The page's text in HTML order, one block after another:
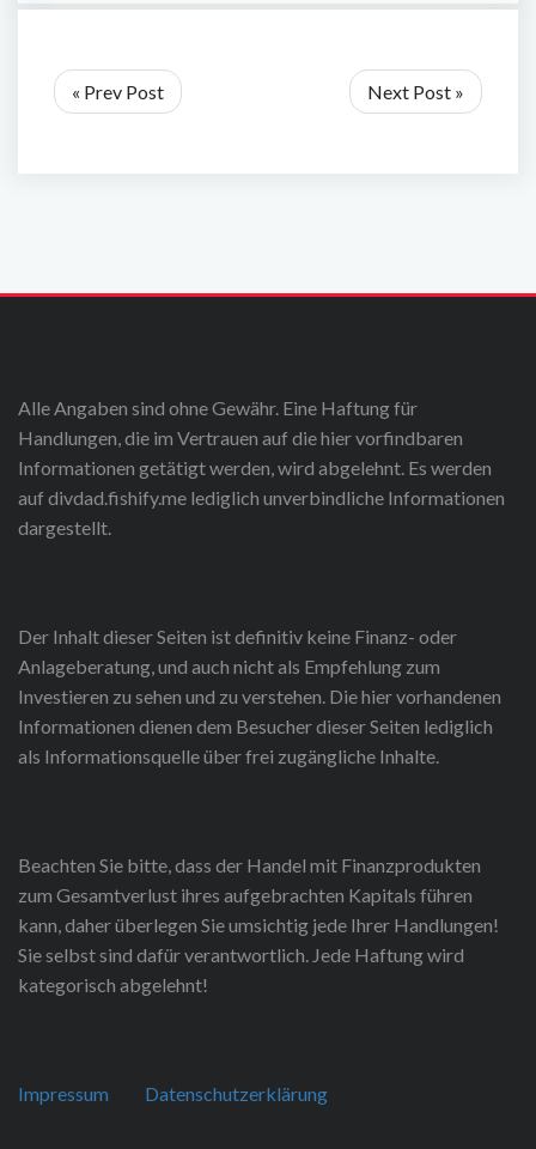
« Prev Post Next Post »
Alle Angaben sind ohne Gewähr. Eine Haftung für
Handlungen, die im Vertrauen auf die hier vorfindbaren
Informationen getätigt werden, wird abgelehnt. Es werden
auf divdad.fishify.me lediglich unverbindliche Informationen
dargestellt.
Der Inhalt dieser Seiten ist definitiv keine Finanz- oder
Anlageberatung, und auch nicht als Empfehlung zum
Investieren zu sehen und zu verstehen. Die hier vorhandenen
Informationen dienen dem Besucher dieser Seiten lediglich
als Informationsquelle über frei zugängliche Inhalte.
Beachten Sie bitte, dass der Handel mit Finanzprodukten
zum Gesamtverlust ihres aufgebrachten Kapitals führen
kann, daher überlegen Sie umsichtig jede Ihrer Handlungen!
Sie selbst sind dafür verantwortlich. Jede Haftung wird
kategorisch abgelehnt!
Impressum Datenschutzerklärung